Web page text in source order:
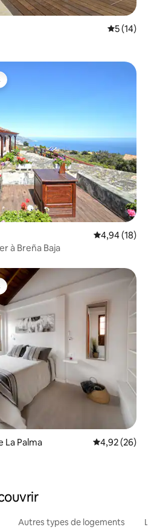
Note
5 (14)
Note
4,94 (18)
à Breña Baja
La Palma Note
4,92 (26)
Autres types de logements